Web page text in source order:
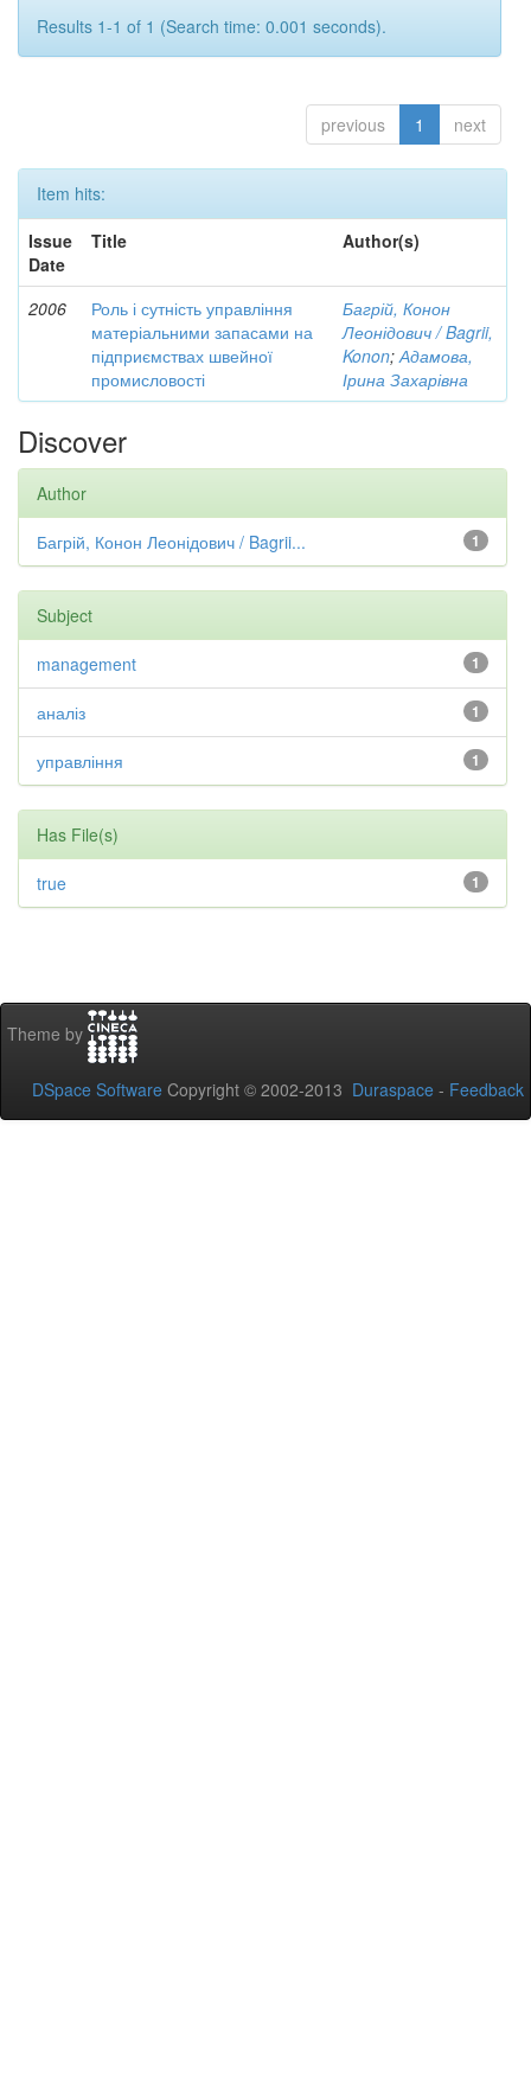
Results 1-1 of 1 (Search time: 0.001 seconds).
previous 1 next
Item hits:
Issue
Date
Title Author(s)
2006
Роль і сутність управління
матеріальними запасами на
підприємствах швейної
промисловості
Багрій, Конон
Леонідович / Bagrii,
Konon;Адамова,
Ірина Захарівна
Discover
Author
1
Багрій, Конон Леонідович / Bagrii...
Subject
1
management
1
аналіз
1
управління
Has File(s)
1
true
Theme by
DSpace Software Copyright © 2002-2013 Duraspace - Feedback